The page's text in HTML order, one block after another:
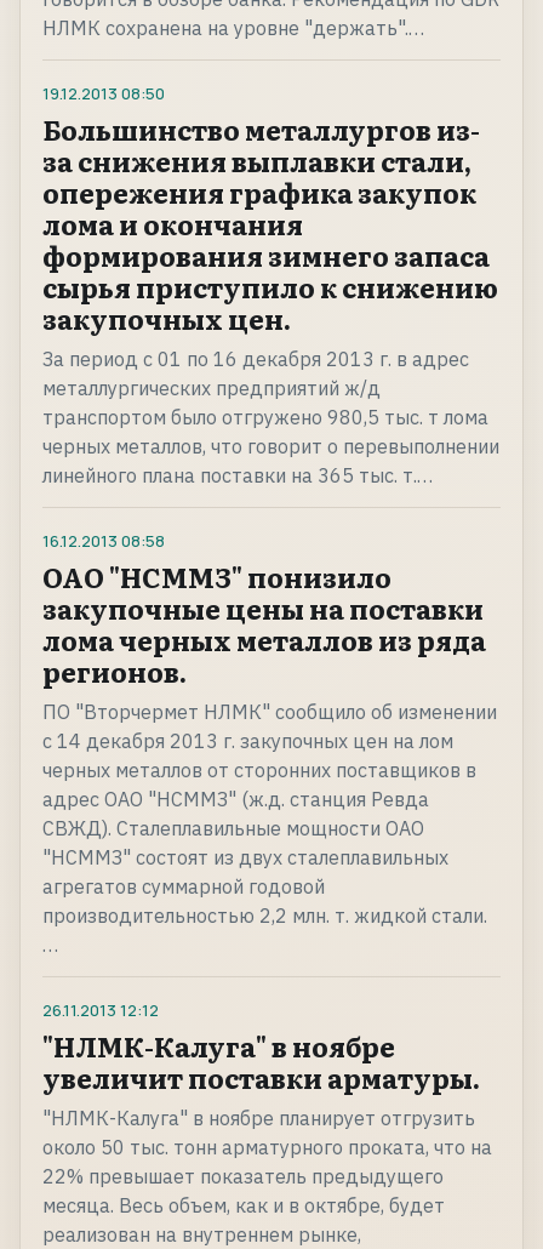
НЛМК сохранена на уровне "держать".…
19.12.2013 08:50
Большинство металлургов из-
за снижения выплавки стали,
опережения графика закупок
лома и окончания
формирования зимнего запаса
сырья приступило к снижению
закупочных цен.
За период с 01 по 16 декабря 2013 г. в адрес
металлургических предприятий ж/д
транспортом было отгружено 980,5 тыс. т лома
черных металлов, что говорит о перевыполнении
линейного плана поставки на 365 тыс. т.…
16.12.2013 08:58
ОАО "НСММЗ" понизило
закупочные цены на поставки
лома черных металлов из ряда
регионов.
ПО "Вторчермет НЛМК" сообщило об изменении
с 14 декабря 2013 г. закупочных цен на лом
черных металлов от сторонних поставщиков в
адрес ОАО "НСММЗ" (ж.д. станция Ревда
СВЖД). Сталеплавильные мощности ОАО
"НСММЗ" состоят из двух сталеплавильных
агрегатов суммарной годовой
производительностью 2,2 млн. т. жидкой стали.
…
26.11.2013 12:12
"НЛМК-Калуга" в ноябре
увеличит поставки арматуры.
"НЛМК-Калуга" в ноябре планирует отгрузить
около 50 тыс. тонн арматурного проката, что на
22% превышает показатель предыдущего
месяца. Весь объем, как и в октябре, будет
реализован на внутреннем рынке,